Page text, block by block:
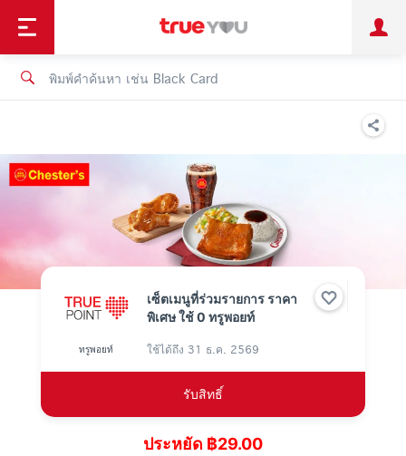
ลูกค้าบุคคล ลูกค้าองค์กร
ช้อป
เทรนด์เทคโนโลยี
เซ็ตเมนูที่ร่วมรายการ ราคา
พิเศษ ใช้ 0 ทรูพอยท์
ทรูพอยท์ ใช้ได้ถึง 31 ธ.ค. 2569
รับสิทธิ์
ประหยัด ฿29.00